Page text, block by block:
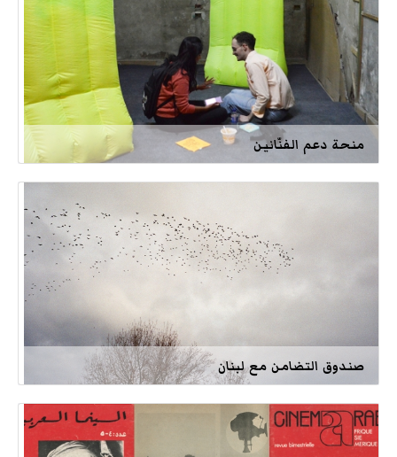
منحة دعم الفنّانين
صندوق التضامن مع لبنان